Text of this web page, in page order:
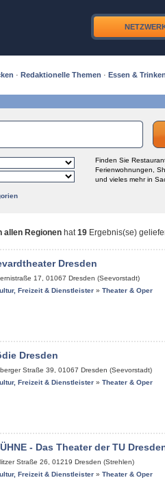
· Redaktionelle Themen · Essen &
Finden Sie
Ferienwohnungen,
und vieles mehr in
allen Regionen hat19 Ergebnis(se)
Dresden
17 01067 Dresden (Seevorstadt)
Freizeit & Dienstleister » Theater & Oper
Dresden
Straße 39 01067 Dresden (Seevorstadt)
Freizeit & Dienstleister » Theater & Oper
- Das Theater der TU
Straße 26 01219 Dresden (Strehlen)
Freizeit & Dienstleister » Theater & Oper